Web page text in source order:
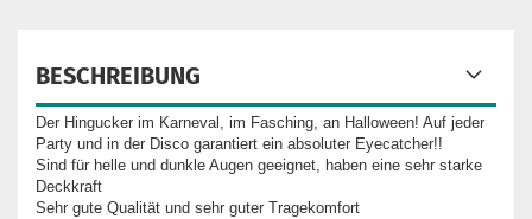
BESCHREIBUNG
Der Hingucker im Karneval, im Fasching, an Halloween! Auf jeder
Party und in der Disco garantiert ein absoluter Eyecatcher!!
Sind für helle und dunkle Augen geeignet, haben eine sehr starke
Deckkraft
Sehr gute Qualität und sehr guter Tragekomfort